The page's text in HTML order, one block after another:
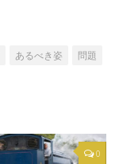
あるべき姿 問題
0